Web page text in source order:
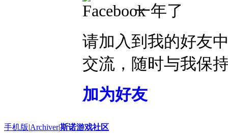
请加入到我的好友
交流，随时与我保
加为好友
手机版|Archiver|斯诺游戏社区